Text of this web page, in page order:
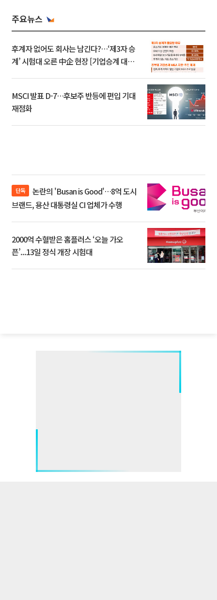
주요뉴스
후계자 없어도 회사는 남긴다?…‘제3자 승
계’ 시험대 오른 中企 현장 [기업승계 대전
MSCI 발표 D-7…후보주 반등에 편입 기대
재점화
단독
브랜드, 용산 대통령실 CI 업체가 수행
2000억 수혈받은 홈플러스 ‘오늘 가오
픈’...13일 정식 개장 시험대